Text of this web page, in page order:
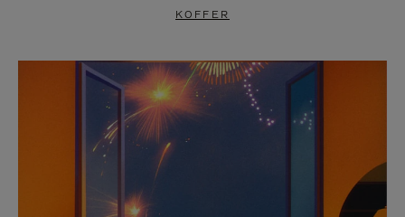
ANZUHALTEN
AUFHEBEN
STUMMSCHALTUNG
KOFFER